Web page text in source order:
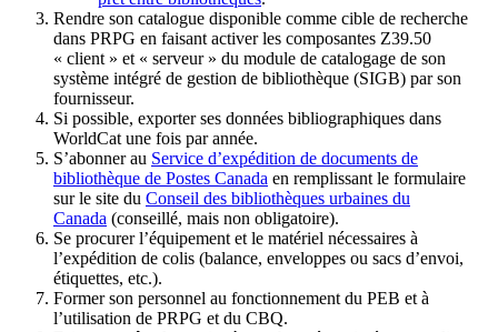
Rendre son catalogue disponible comme cible de recherche
dans PRPG en faisant activer les composantes Z39.50
« client » et « serveur » du module de catalogage de son
système intégré de gestion de bibliothèque (SIGB) par son
fournisseur.
Si possible, exporter ses données bibliographiques dans
WorldCat une fois par année.
S’abonner au Service d’expédition de documents de
bibliothèque de Postes Canada en remplissant le formulaire
sur le site du Conseil des bibliothèques urbaines du
Canada (conseillé, mais non obligatoire).
Se procurer l’équipement et le matériel nécessaires à
l’expédition de colis (balance, enveloppes ou sacs d’envoi,
étiquettes, etc.).
Former son personnel au fonctionnement du PEB et à
l’utilisation de PRPG et du CBQ.